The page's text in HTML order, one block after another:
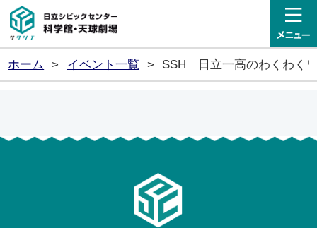
日立シビックセンター科学館
ホーム > イベント一覧 > SSH 日立一高のわくわく